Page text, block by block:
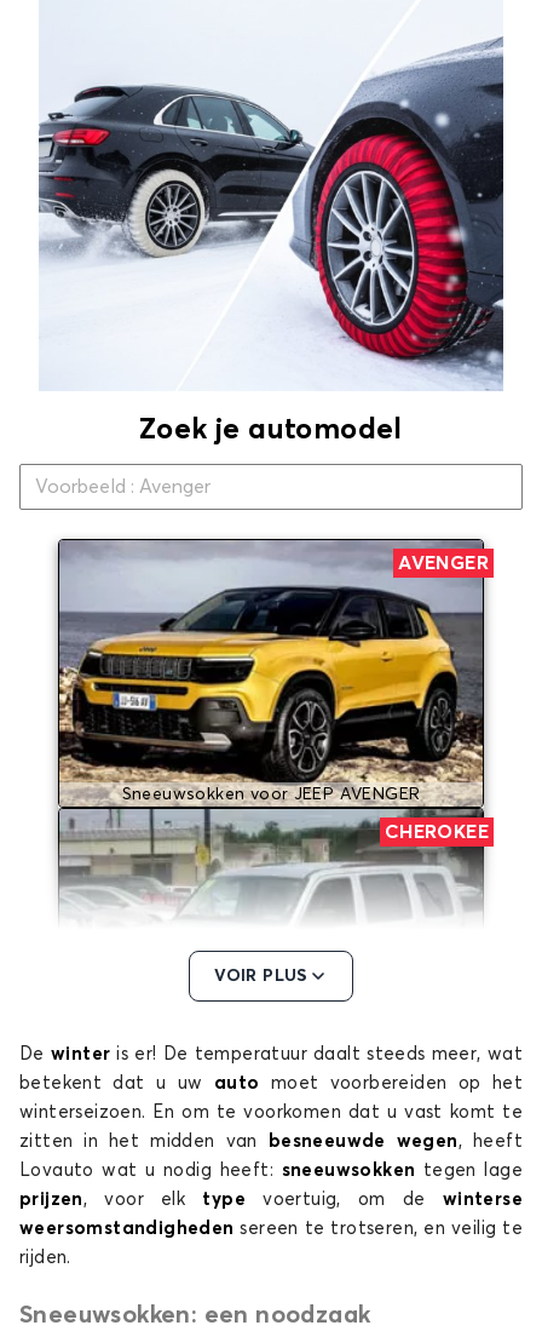
Zoek je automodel
AVENGER
Sneeuwsokken voor JEEP AVENGER
CHEROKEE
Sneeuwsokken voor JEEP CHEROKEE
COMMANDER
VOIR PLUS
De winteris er! De temperatuur daalt steeds meer, wat
betekent dat u uw auto moet voorbereiden op het
winterseizoen. En om te voorkomen dat u vast komt te
zitten in het midden van
besneeuwde wegen, heeft
Lovauto wat u nodig heeft: sneeuwsokken tegen lage
prijzen, voor elk typevoertuig, om de winterse
weersomstandighedensereen te trotseren, en veilig te
rijden.
Sneeuwsokken: een noodzaak